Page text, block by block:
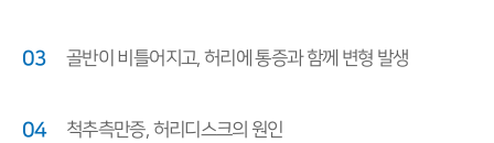
03 골반이 비틀어지고, 허리에 통증과 함께 변형 발생
04 척추측만증, 허리디스크의 원인